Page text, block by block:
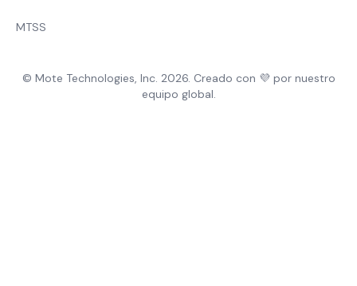
MTSS
© Mote Technologies, Inc. 2026. Creado con 💜 por nuestro
equipo global.